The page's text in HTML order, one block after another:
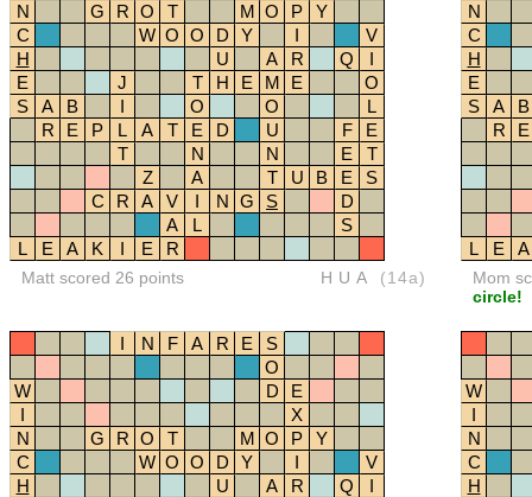
N
G R O T M O P
Y
C
W O O D Y I
V
H
U A R Q
I
E
J T H E M E
O
S
A B I O O
L
R
E P L A T E D U F
E
T
N N E
T
Z
A T U B E
S
C
R A V I N G S
D
A
L
S
L
E A K I E R
Matt scored 26 points HUA (14a)
N
C
H
E
S
A
B
R
E
L E A
Mom
circle!
I N F A R E
S
O
W
D
E
I
X
N
G R O T M O P
Y
C
W O O D Y I
V
H
U A R Q
I
W
I
N
C
H